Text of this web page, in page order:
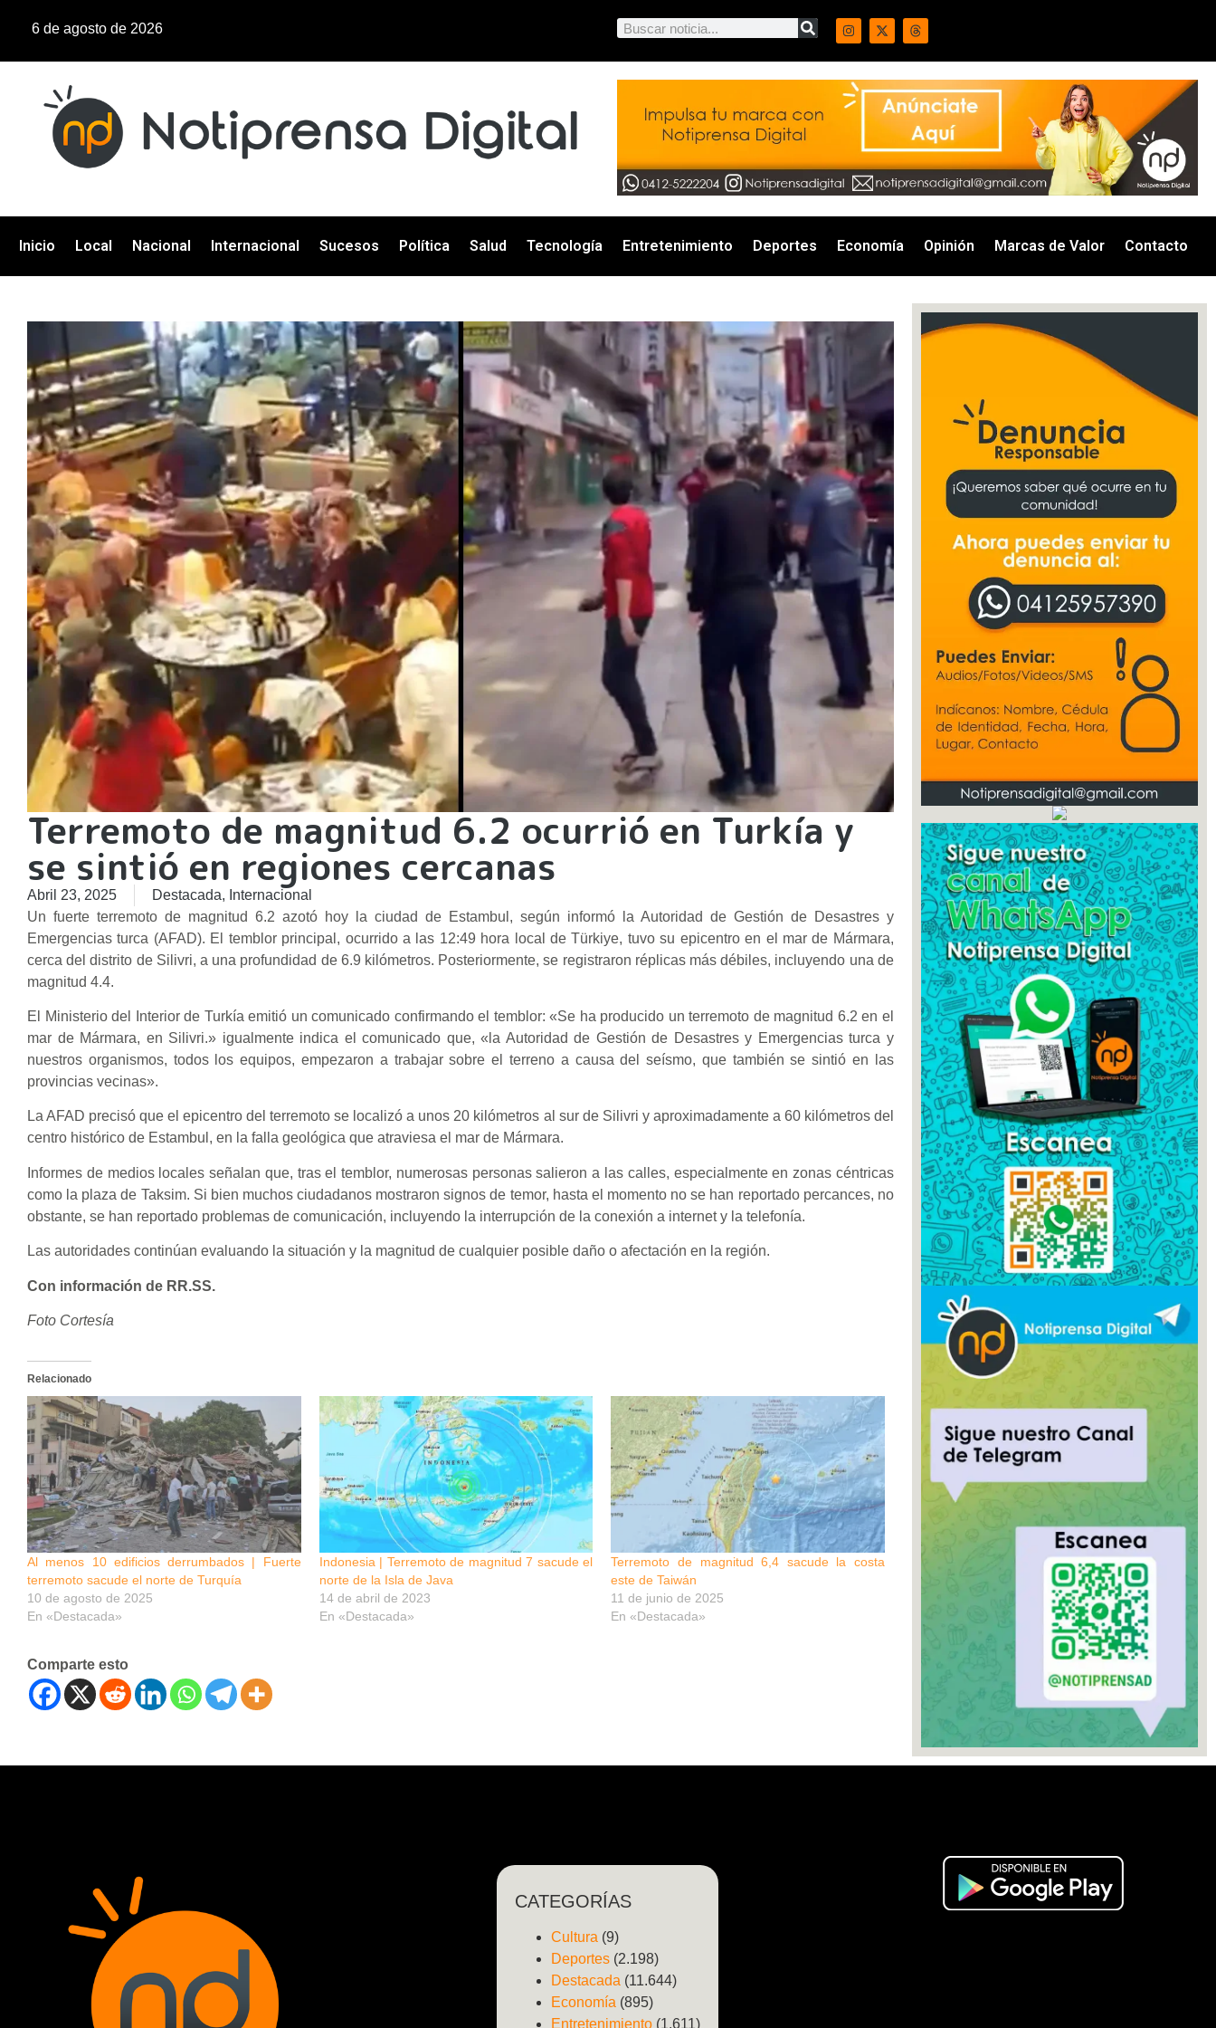
6 de agosto de 2026
Inicio Local Nacional Internacional Sucesos Política Salud Tecnología Entretenimiento Deportes Economía Opinión Marcas de Valor Contacto
Terremoto de magnitud 6.2 ocurrió en Turkía y
se sintió en regiones cercanas
Abril 23, 2025 Destacada, Internacional
Un fuerte terremoto de magnitud 6.2 azotó hoy la ciudad de Estambul, según informó la Autoridad de Gestión de Desastres y
Emergencias turca (AFAD). El temblor principal, ocurrido a las 12:49 hora local de Türkiye, tuvo su epicentro en el mar de Mármara,
cerca del distrito de Silivri, a una profundidad de 6.9 kilómetros. Posteriormente, se registraron réplicas más débiles, incluyendo una de
magnitud 4.4.
El Ministerio del Interior de Turkía emitió un comunicado confirmando el temblor: «Se ha producido un terremoto de magnitud 6.2 en el
mar de Mármara, en Silivri.» igualmente indica el comunicado que, «la Autoridad de Gestión de Desastres y Emergencias turca y
nuestros organismos, todos los equipos, empezaron a trabajar sobre el terreno a causa del seísmo, que también se sintió en las
provincias vecinas».
La AFAD precisó que el epicentro del terremoto se localizó a unos 20 kilómetros al sur de Silivri y aproximadamente a 60 kilómetros del
centro histórico de Estambul, en la falla geológica que atraviesa el mar de Mármara.
Informes de medios locales señalan que, tras el temblor, numerosas personas salieron a las calles, especialmente en zonas céntricas
como la plaza de Taksim. Si bien muchos ciudadanos mostraron signos de temor, hasta el momento no se han reportado percances, no
obstante, se han reportado problemas de comunicación, incluyendo la interrupción de la conexión a internet y la telefonía.
Las autoridades continúan evaluando la situación y la magnitud de cualquier posible daño o afectación en la región.
Con información de RR.SS.
Foto Cortesía
Relacionado
Al menos 10 edificios derrumbados | Fuerte
terremoto sacude el norte de Turquía
10 de agosto de 2025
En «Destacada»
Indonesia | Terremoto de magnitud 7 sacude el
norte de la Isla de Java
14 de abril de 2023
En «Destacada»
Terremoto de magnitud 6,4 sacude la costa
este de Taiwán
11 de junio de 2025
En «Destacada»
Comparte esto
CATEGORÍAS
Cultura (9)
Deportes (2.198)
Destacada (11.644)
Economía (895)
Entretenimiento (1.611)